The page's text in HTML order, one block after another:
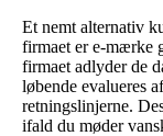
Et nemt alternativ
firmaet er e-mærke
firmaet adlyder de
løbende evalueres
retningslinjerne.
ifald du møder